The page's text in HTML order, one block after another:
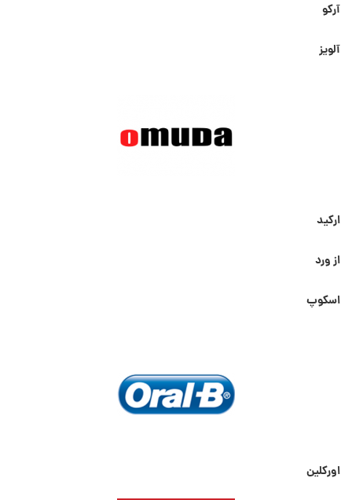
آرکو
آلویز
ارکید
از ورد
اسکوپ
اورکلین